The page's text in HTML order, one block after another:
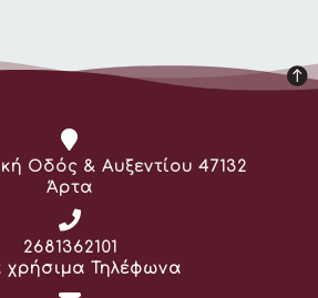
Οδός & Αυξεντίου 47132
Άρτα
Τηλέφωνο:
2681362101
χρήσιμα Τηλέφωνα